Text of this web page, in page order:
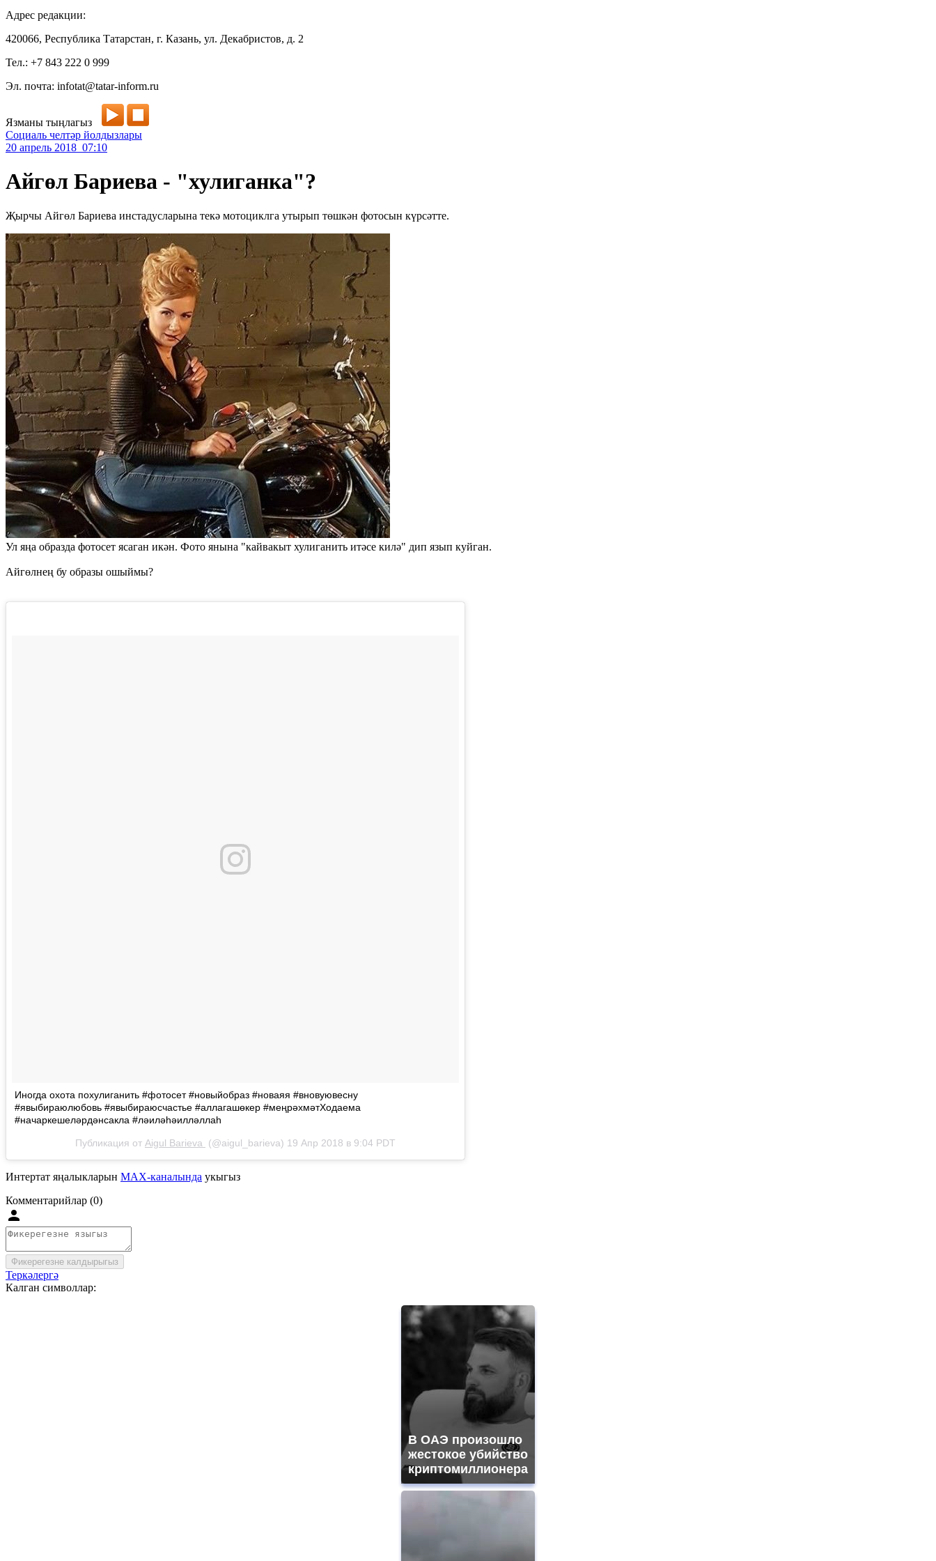
Адрес редакции:
420066, Республика Татарстан, г. Казань, ул. Декабристов, д. 2
Тел.: +7 843 222 0 999
Эл. почта: infotat@tatar-inform.ru
Язманы тыңлагыз
Социаль челтәр йолдызлары
20 апрель 2018 07:10
Айгөл Бариева - "хулиганка"?
Җырчы Айгөл Бариева инстадусларына текә мотоциклга утырып төшкән фотосын күрсәтте.
Ул яңа образда фотосет ясаган икән. Фото янына "кайвакыт хулиганить итәсе килә" дип язып куйган.
Айгөлнең бу образы ошыймы?
Иногда охота похулиганить #фотосет #новыйобраз #новаяя #вновуювесну
#явыбираюлюбовь #явыбираюсчастье #аллагашөкер #меңрәхмәтХодаема
#начаркешеләрдәнсакла #ләиләһәилләллаһ
Публикация от Aigul Barieva (@aigul_barieva) 19 Апр 2018 в 9:04 PDT
Интертат яңалыкларын MAX-каналында укыгыз
Комментарийлар (0)
Фикерегезне калдырыгыз
Теркәлергә
Калган символлар:
В ОАЭ произошло
жестокое убийство
криптомиллионера